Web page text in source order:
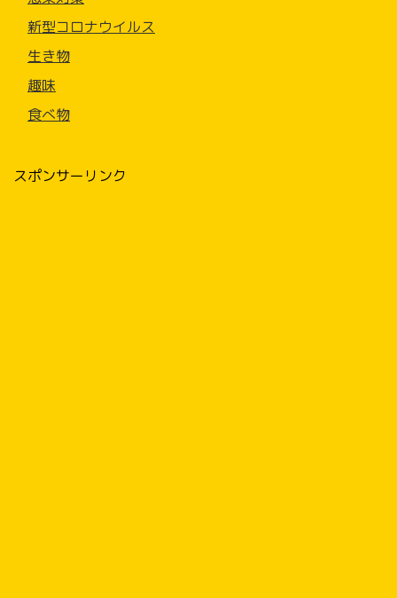
新型コロナウイルス
生き物
趣味
食べ物
スポンサーリンク